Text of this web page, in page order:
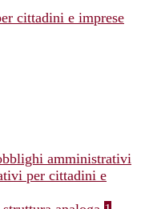
cittadini e imprese
amministrativi
per cittadini e